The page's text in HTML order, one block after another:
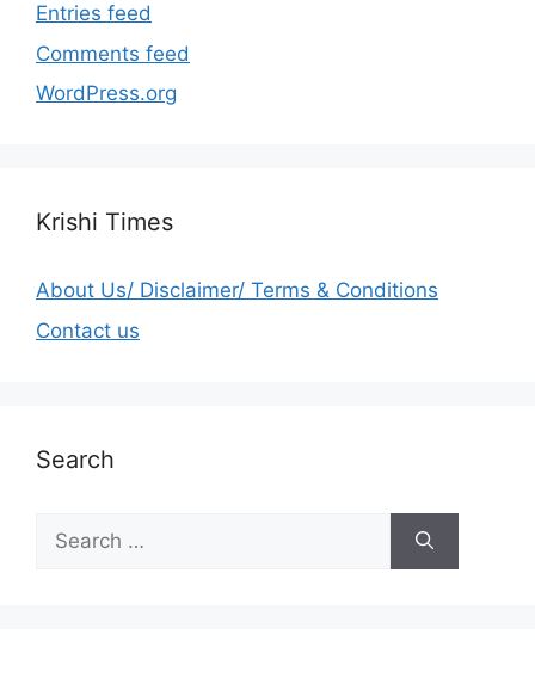
Entries feed
Comments feed
WordPress.org
Krishi Times
About Us/ Disclaimer/ Terms & Conditions
Contact us
Search